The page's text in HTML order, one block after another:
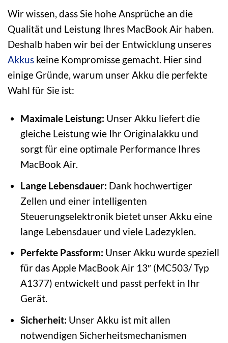
Wir wissen, dass Sie hohe Ansprüche an die
Qualität und Leistung Ihres MacBook Air haben.
Deshalb haben wir bei der Entwicklung unseres
Akkus keine Kompromisse gemacht. Hier sind
einige Gründe, warum unser Akku die perfekte
Wahl für Sie ist:
Maximale Leistung: Unser Akku liefert die
gleiche Leistung wie Ihr Originalakku und
sorgt für eine optimale Performance Ihres
MacBook Air.
Lange Lebensdauer: Dank hochwertiger
Zellen und einer intelligenten
Steuerungselektronik bietet unser Akku eine
lange Lebensdauer und viele Ladezyklen.
Perfekte Passform: Unser Akku wurde speziell
für das Apple MacBook Air 13″ (MC503/ Typ
A1377) entwickelt und passt perfekt in Ihr
Gerät.
Sicherheit: Unser Akku ist mit allen
notwendigen Sicherheitsmechanismen